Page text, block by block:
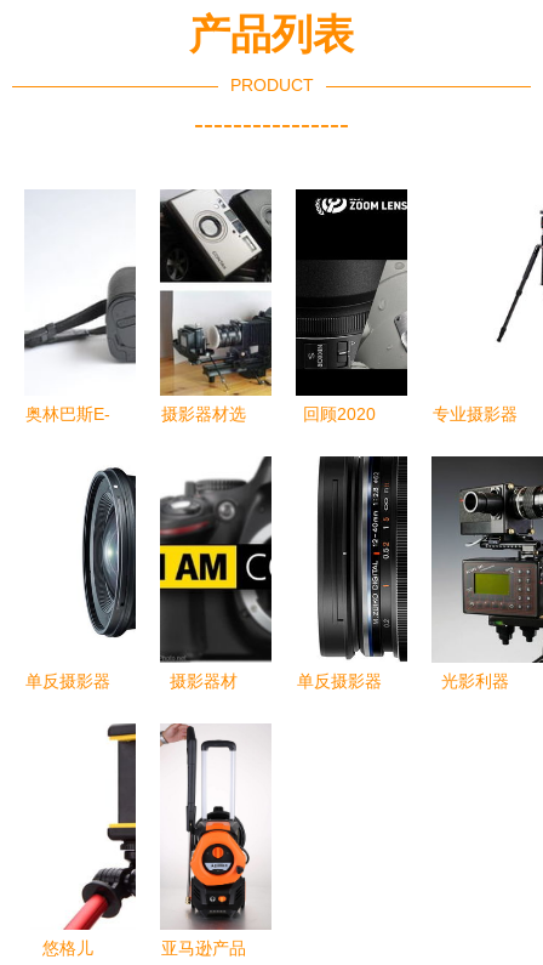
产品列表
PRODUCT
----------------
奥林巴斯E-
600元顺丰
包邮的入门
经典之选
摄影器材选
影心得分享
回顾2020
度摄影器材
奖揭晓，引
领影像创作
新趋势
专业摄影器
脚架，摄影
摄像的坚实
伙伴
单反摄影器
摄影器材
得力助手
单反摄影器
光影利器
悠格儿 亚马逊产品